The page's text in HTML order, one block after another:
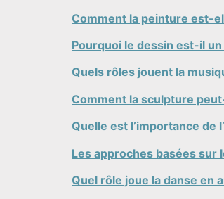
Comment la peinture est-
Pourquoi le dessin est-il
Quels rôles jouent la
Comment la sculpture
Quelle est l’importance de
Les approches basées sur
Quel rôle joue la danse en